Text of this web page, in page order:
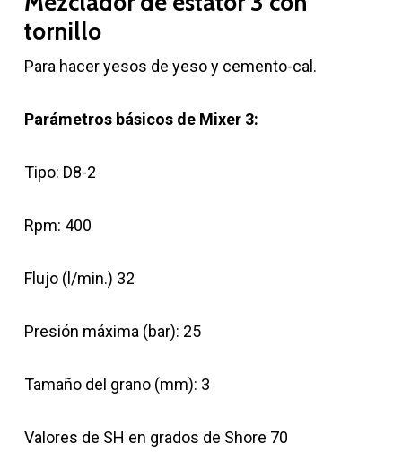
tornillo
Para hacer yesos de yeso y cemento-cal.
Parámetros básicos de Mixer 3:
Tipo: D8-2
Rpm: 400
Flujo (l/min.) 32
Presión máxima (bar): 25
Tamaño del grano (mm): 3
Valores de SH en grados de Shore 70